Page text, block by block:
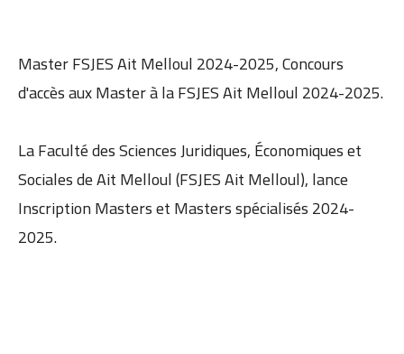
Master FSJES Ait Melloul 2024-2025,Concours
d'accès aux Master à laFSJESAit Melloul2024-2025.
La Faculté des Sciences Juridiques, Économiques et
Sociales deAit Melloul(FSJESAit Melloul), lance
Inscription Masters et Masters spécialisés 2024-
2025.